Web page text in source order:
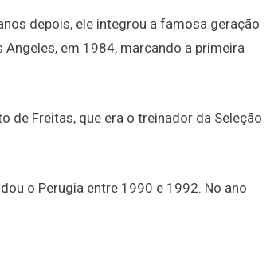
depois, ele integrou a famosa geração
em 1984, marcando a primeira
de Freitas, que era o treinador da Seleção
o Perugia entre 1990 e 1992. No ano